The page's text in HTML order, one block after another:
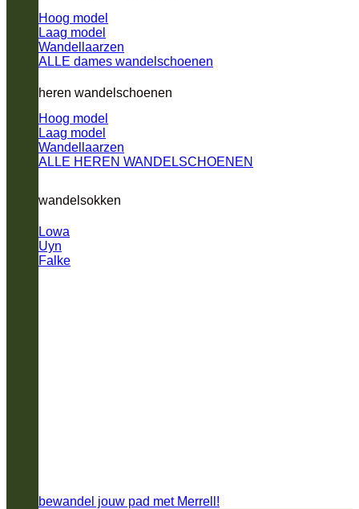
Hoog model
Laag model
Wandellaarzen
ALLE dames wandelschoenen
heren wandelschoenen
Hoog model
Laag model
Wandellaarzen
ALLE HEREN WANDELSCHOENEN
wandelsokken
Lowa
Uyn
Falke
bewandel jouw pad met Merrell!